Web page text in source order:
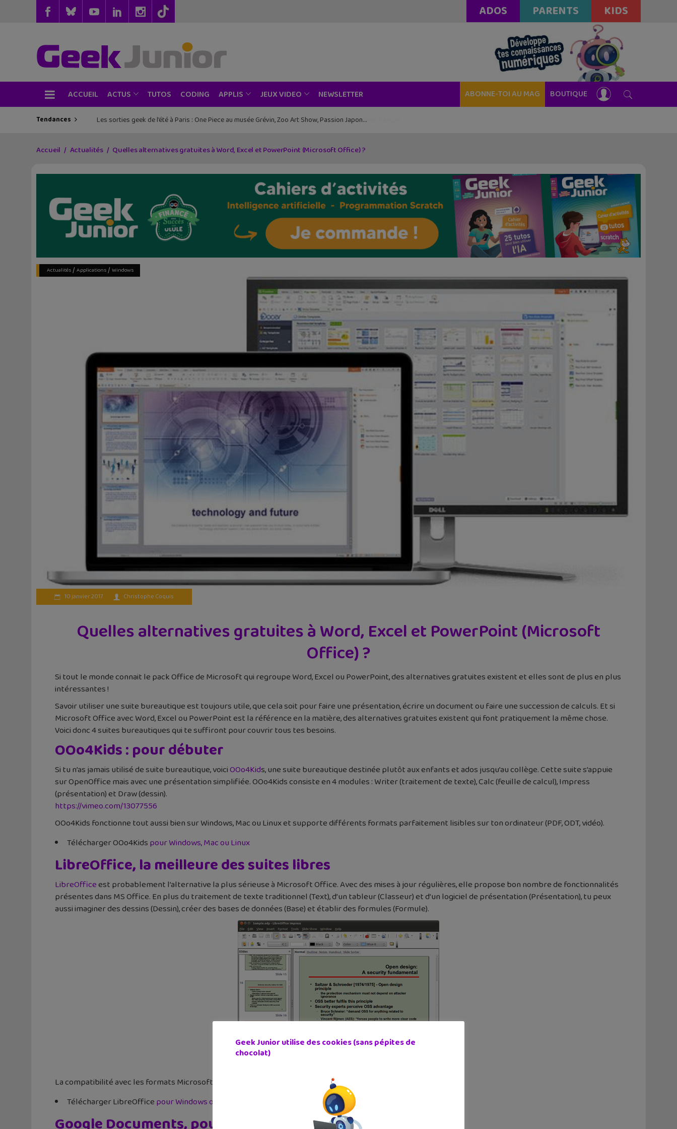
ADOS PARENTS KIDS
ACCUEIL ACTUS TUTOS CODING APPLIS JEUX VIDEO NEWSLETTER ABONNE-TOI AU MAG BOUTIQUE
Tendances Les sorties geek de l’été à Paris : One Piece au musée Grévin, Zoo Art Show, Passion Japon…
Accueil Actualités Quelles alternatives gratuites à Word, Excel et PowerPoint (Microsoft Office) ?
Actualités/ Applications/ Windows
10 janvier 2017 Christophe Coquis
Quelles alternatives gratuites à Word, Excel et PowerPoint (Microsoft
Office) ?
Si tout le monde connait le pack Office de Microsoft qui regroupe Word, Excel ou PowerPoint, des alternatives gratuites existent et elles sont de plus en plus
intéressantes !
Savoir utiliser une suite bureautique est toujours utile, que cela soit pour faire une présentation, écrire un document ou faire une succession de calculs. Et si
Microsoft Office avec Word, Excel ou PowerPoint est la référence en la matière, des alternatives gratuites existent qui font pratiquement la même chose.
Voici donc 4 suites bureautiques qui te suffiront pour couvrir tous tes besoins.
OOo4Kids : pour débuter
Si tu n’as jamais utilisé de suite bureautique, voiciOOo4Kids, une suite bureautique destinée plutôt aux enfants et ados jusqu’au collège. Cette suite s’appuie
sur OpenOffice mais avec une présentation simplifiée. OOo4Kids consiste en 4 modules : Writer (traitement de texte), Calc (feuille de calcul), Impress
(présentation) et Draw (dessin).
https://vimeo.com/13077556
OOo4Kids fonctionne tout aussi bien sur Windows, Mac ou Linux et supporte différents formats parfaitement lisibles sur ton ordinateur (PDF, ODT, vidéo).
Télécharger OOo4Kidspour Windows, Mac ou Linux
LibreOffice, la meilleure des suites libres
LibreOfficeest probablement l’alternative la plus sérieuse à Microsoft Office. Avec des mises à jour régulières, elle propose bon nombre de fonctionnalités
présentes dans MS Office. En plus du traitement de texte traditionnel (Text), d’un tableur (Classeur) et d’un logiciel de présentation (Présentation), tu peux
aussi imaginer des dessins (Dessin), créer des bases de données (Base) et établir des formules (Formule).
La compatibilité avec les formats Microsoft (autrefois un vrai problème) est, désormais, totale.
Télécharger LibreOfficepour Windows ou Linux
Geek Junior utilise des cookies (sans pépites de
chocolat)